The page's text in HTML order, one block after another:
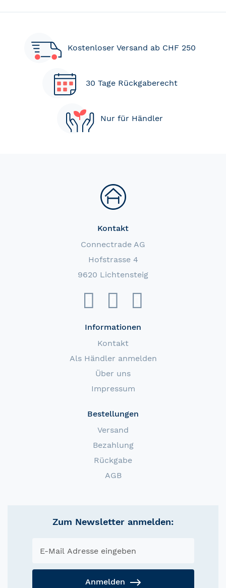
Kostenloser Versand ab CHF 250
30 Tage Rückgaberecht
Nur für Händler
Kontakt
Connectrade AG
Hofstrasse 4
9620 Lichtensteig
Informationen
Kontakt
Als Händler anmelden
Über uns
Impressum
Bestellungen
Versand
Bezahlung
Rückgabe
AGB
Zum Newsletter anmelden:
Anmelden